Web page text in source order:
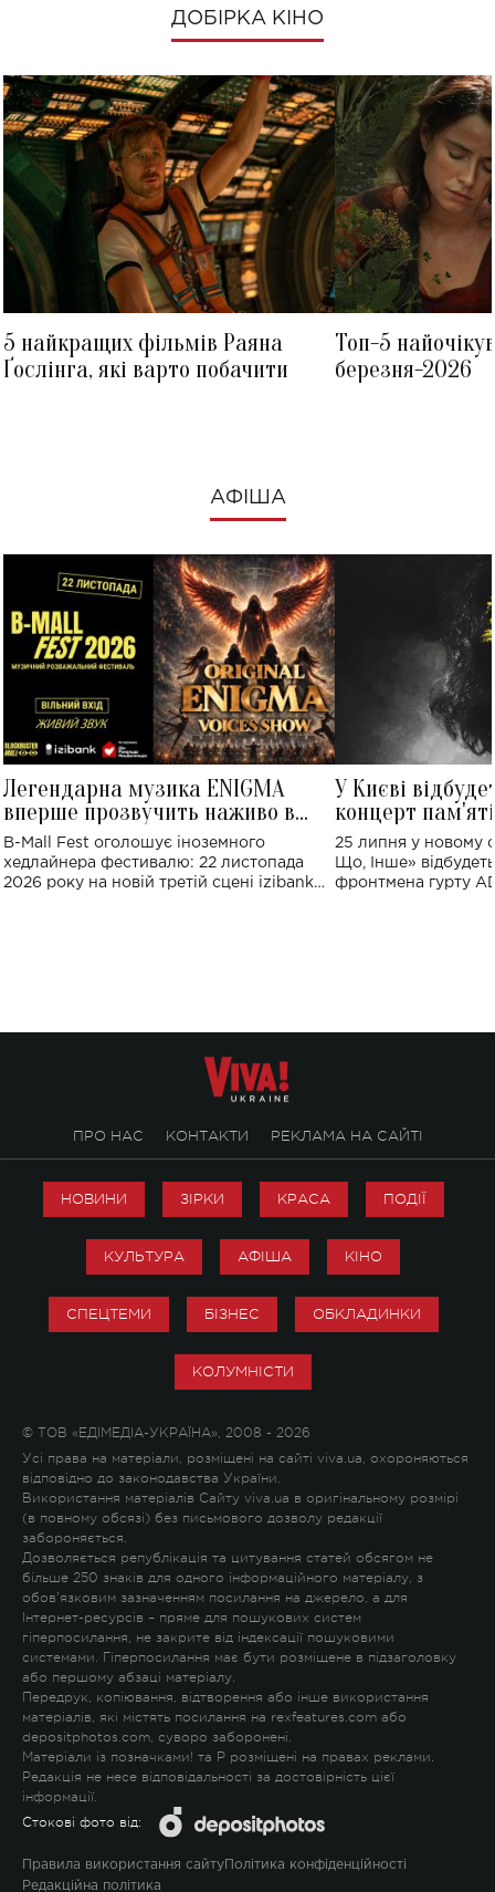
ДОБІРКА КІНО
5 найкращих фільмів Раяна
Ґослінга, які варто побачити
Топ-5
березня-2026
АФІША
Легендарна музика ENIGMA
вперше прозвучить наживо в
Україні: де відбудеться концерт
B-Mall Fest оголошує іноземного
хедлайнера фестивалю: 22 листопада
2026 року на новій третій сцені izibank
У Києві
концерт
Клименка:
виконають
25 липня у новому
Що, Інше»
фронтмена гурту
ПРО НАС КОНТАКТИ РЕКЛАМА НА САЙТІ
НОВИНИ ЗІРКИ КРАСА ПОДІЇ
КУЛЬТУРА АФІША КІНО
СПЕЦТЕМИ БІЗНЕС ОБКЛАДИНКИ
КОЛУМНІСТИ
© ТОВ «ЕДІМЕДІА-УКРАЇНА», 2008 - 2026
Усі права на матеріали, розміщені на сайті viva.ua, охороняються
відповідно до законодавства України.
Використання матеріалів Сайту viva.ua в оригінальному розмірі
(в повному обсязі) без письмового дозволу редакції
забороняється.
Дозволяється републікація та цитування статей обсягом не
більше 250 знаків для одного інформаційного матеріалу, з
обов'язковим зазначенням посилання на джерело, а для
Інтернет-ресурсів – пряме для пошукових систем
гіперпосилання, не закрите від індексації пошуковими
системами. Гіперпосилання має бути розміщене в підзаголовку
або першому абзаці матеріалу.
Передрук, копіювання, відтворення або інше використання
матеріалів, які містять посилання на rexfeatures.com або
depositphotos.com, суворо заборонені.
Матеріали із позначками! та P розміщені на правах реклами.
Редакція не несе відповідальності за достовірність цієї
інформації.
Стокові фото від:
Правила використання сайту Політика конфіденційності
Редакційна політика